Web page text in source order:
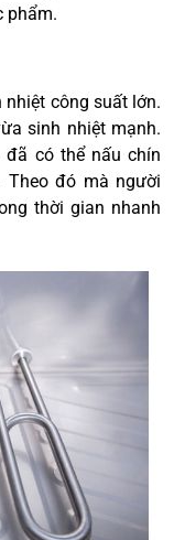
phẩm.
công suất lớn.
sinh nhiệt mạnh.
có thể nấu chín
Theo đó mà người
thời gian nhanh